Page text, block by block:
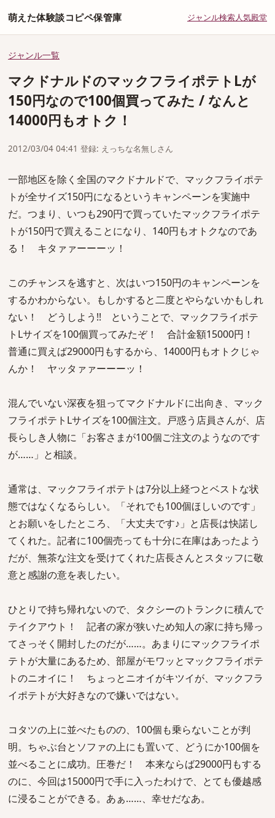
萌えた体験談コピペ保管庫 ジャンル検索人気殿堂
ジャンル一覧
マクドナルドのマックフライポテトLが
150円なので100個買ってみた / なんと
14000円もオトク！
2012/03/04 04:41 登録: えっちな名無しさん
一部地区を除く全国のマクドナルドで、マックフライポテ
トが全サイズ150円になるというキャンペーンを実施中
だ。つまり、いつも290円で買っていたマックフライポテ
トが150円で買えることになり、140円もオトクなのであ
る！ キタァァーーーッ！
このチャンスを逃すと、次はいつ150円のキャンペーンを
するかわからない。もしかすると二度とやらないかもしれ
ない！ どうしよう!! ということで、マックフライポテ
トLサイズを100個買ってみたぞ！ 合計金額15000円！
普通に買えば29000円もするから、14000円もオトクじゃ
んか！ ヤッタァァーーーッ！
混んでいない深夜を狙ってマクドナルドに出向き、マック
フライポテトLサイズを100個注文。戸惑う店員さんが、店
長らしき人物に「お客さまが100個ご注文のようなのです
が……」と相談。
通常は、マックフライポテトは7分以上経つとベストな状
態ではなくなるらしい。「それでも100個ほしいのです」
とお願いをしたところ、「大丈夫です♪」と店長は快諾し
てくれた。記者に100個売っても十分に在庫はあったよう
だが、無茶な注文を受けてくれた店長さんとスタッフに敬
意と感謝の意を表したい。
ひとりで持ち帰れないので、タクシーのトランクに積んで
テイクアウト！ 記者の家が狭いため知人の家に持ち帰っ
てさっそく開封したのだが……。あまりにマックフライポ
テトが大量にあるため、部屋がモワッとマックフライポテ
トのニオイに！ ちょっとニオイがキツイが、マックフラ
イポテトが大好きなので嫌いではない。
コタツの上に並べたものの、100個も乗らないことが判
明。ちゃぶ台とソファの上にも置いて、どうにか100個を
並べることに成功。圧巻だ！ 本来ならば29000円もする
のに、今回は15000円で手に入ったわけで、とても優越感
に浸ることができる。あぁ……、幸せだなあ。